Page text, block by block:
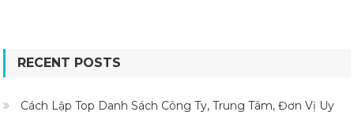
RECENT POSTS
Cách Lập Top Danh Sách Công Ty, Trung Tâm, Đơn Vị Uy